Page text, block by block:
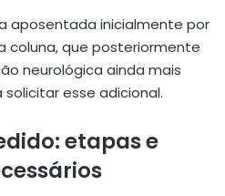
aposentada inicialmente por
coluna, que posteriormente
neurológica ainda mais
esse adicional.
etapas e